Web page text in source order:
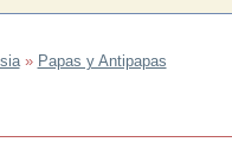
» Papas y Antipapas